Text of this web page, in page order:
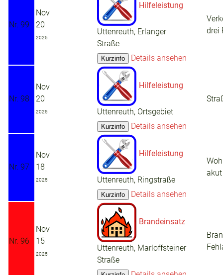
Nr. 99
Nov
20
2025
Hilfeleistung
Uttenreuth, Erlanger
Straße
Details ansehen
drei
Nr. 98
Nov
20
2025
Hilfeleistung
Uttenreuth, Ortsgebiet
Details ansehen
Nr. 97
Nov
18
2025
Hilfeleistung
Uttenreuth, Ringstraße
Details ansehen
akut
Nr. 96
Nov
15
2025
Brandeinsatz
Uttenreuth, Marloffsteiner
Straße